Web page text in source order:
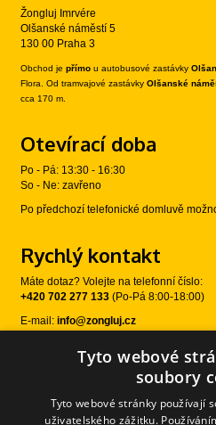
Žongluj Imrvére
Olšanské náměstí 5
130 00 Praha 3
Obchod je přímo u autobusové zastávky
Flora. Od tramvajové zastávky Olšanské
cca 170 m.
Otevírací doba
Po - Pá: 13:30 - 16:30
So - Ne: zavřeno
Po předchozí telefonické domluvě
Rychlý kontakt
Máte dotaz? Volejte na telefonní číslo:
+420 702 277 133 (Po-Pá 8:00-18:00)
E-mail: info@zongluj.cz
Sledujte nás
Tyto webové
soubory
Tyto webové stránky používají
uživatelského zážitku.